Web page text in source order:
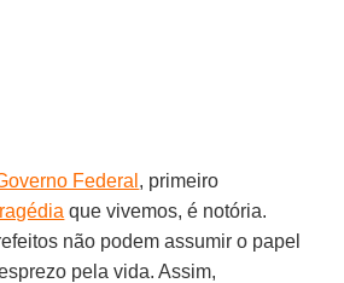
Federal , primeiro
que vivemos, é notória.
não podem assumir o papel
pela vida. Assim,